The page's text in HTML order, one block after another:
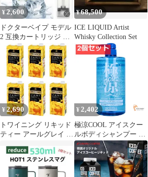
カット＋コーラアイ
ス」
¥2,600
ドクターベイプ モデル
2 互換カートリッジ ア
イスメンソール 10本
¥68,500
ICE LIQUID Artist
Whisky Collection Set
¥ 2,690
トワイニング リキッド
ティー アールグレイ 無
¥ 2,402
極涼COOL アイスクー
ルボディシャンプー さ
わやかなフレッシュシ
トラスの香り 1000mL 2
個セット まとめ売り